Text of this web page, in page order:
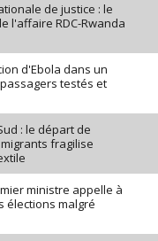
de justice : le
l'affaire RDC-Rwanda
d'Ebola dans un
testés et
: le départ de
fragilise
ministre appelle à
élections malgré